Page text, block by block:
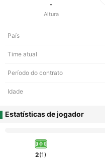
-
Altura
País
Time atual
Período do contrato
Idade
Estatísticas de jogador
2(1)